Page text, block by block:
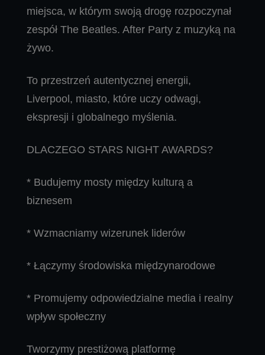
miejsca, w którym swoją drogę rozpoczynał
zespół The Beatles. After Party z muzyką na
żywo.
To przestrzeń autentycznej energii,
Liverpool, miasto, które uczy odwagi,
ekspresji i globalnego myślenia.
DLACZEGO STARS NIGHT AWARDS?
* Budujemy mosty między kulturą a
biznesem
* Wzmacniamy wizerunek liderów
* Łączymy środowiska międzynarodowe
* Promujemy odpowiedzialne media i realny
wpływ społeczny
Tworzymy prestiżową platformę